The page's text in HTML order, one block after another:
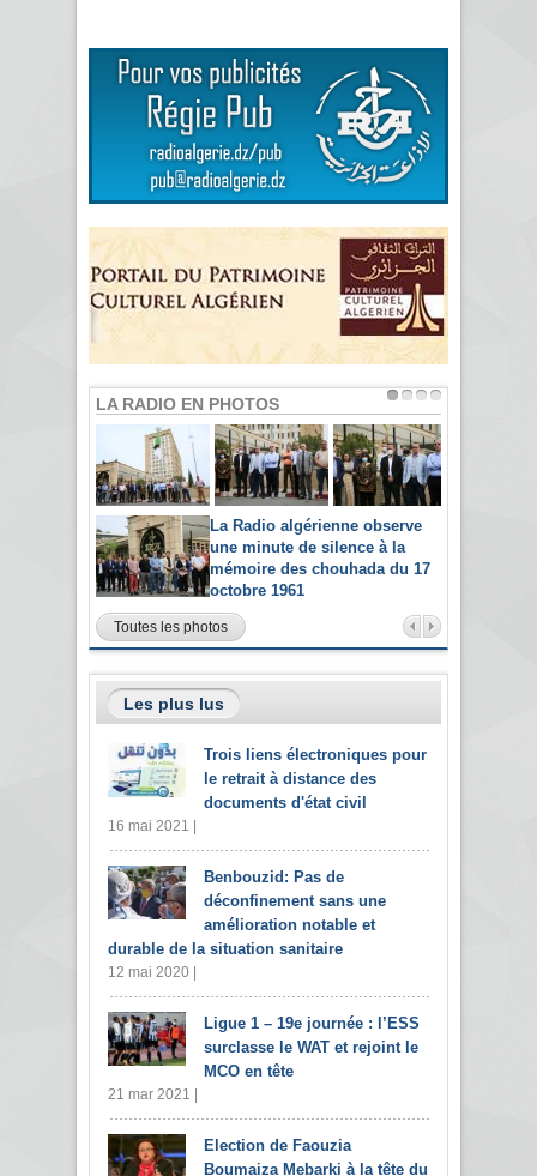
LA RADIO EN PHOTOS
La Radio algérienne observe
une minute de silence à la
mémoire des chouhada du 17
octobre 1961
Toutes les photos
Les plus lus
Trois liens électroniques pour
le retrait à distance des
documents d'état civil
16 mai 2021 |
Benbouzid: Pas de
déconfinement sans une
amélioration notable et
durable de la situation sanitaire
12 mai 2020 |
Ligue 1 – 19e journée : l’ESS
surclasse le WAT et rejoint le
MCO en tête
21 mar 2021 |
Election de Faouzia
Boumaiza Mebarki à la tête du